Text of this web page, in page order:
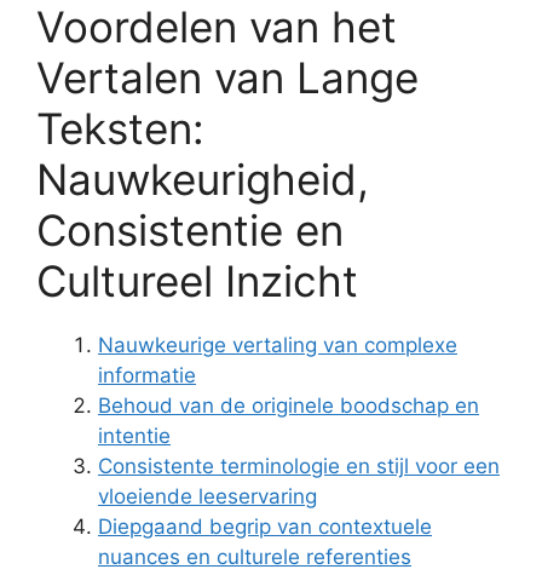
Voordelen van het
Vertalen van Lange
Teksten:
Nauwkeurigheid,
Consistentie en
Cultureel Inzicht
Nauwkeurige vertaling van complexe
informatie
Behoud van de originele boodschap en
intentie
Consistente terminologie en stijl voor een
vloeiende leeservaring
Diepgaand begrip van contextuele
nuances en culturele referenties